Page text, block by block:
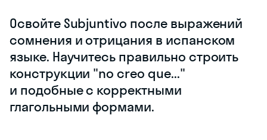
Освойте Subjuntivo после выражений
сомнения и отрицания в испанском
языке. Научитесь правильно строить
конструкции "no creo que..."
и подобные с корректными
глагольными формами.